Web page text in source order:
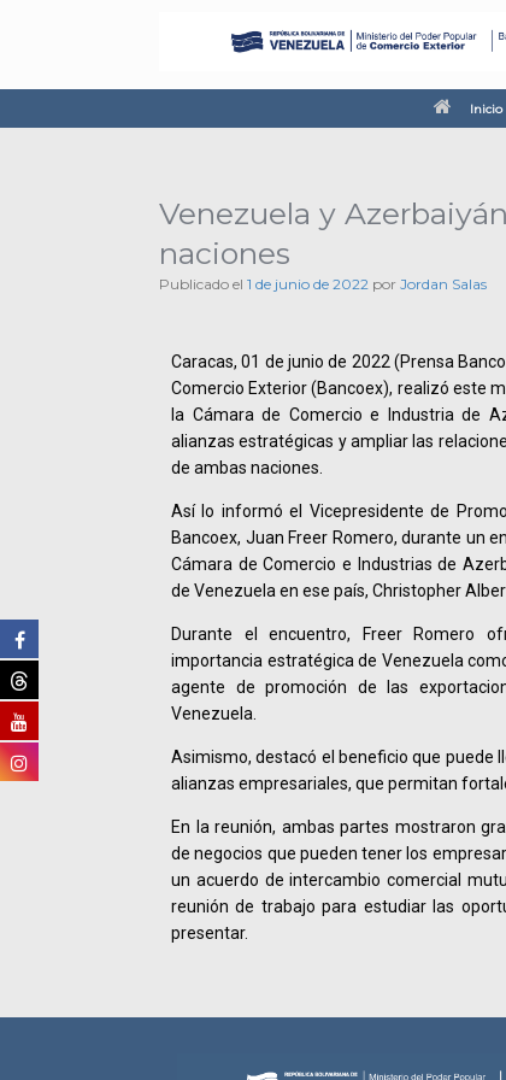
Inicio
Venezuela y
naciones
Publicado el 1 de junio de 2022 por Jordan Salas
Caracas, 01 de junio de 2022 (Prensa
Comercio Exterior (Bancoex), realizó este
la Cámara de Comercio e Industria de
alianzas estratégicas y ampliar las
de ambas naciones.
Así lo informó el Vicepresidente de
Bancoex, Juan Freer Romero, durante un
Cámara de Comercio e Industrias de
de Venezuela en ese país, Christopher
Durante el encuentro, Freer Romero
importancia estratégica de Venezuela
agente de promoción de las
Venezuela.
Asimismo, destacó el beneficio que puede
alianzas empresariales, que permitan
En la reunión, ambas partes mostraron
de negocios que pueden tener los
un acuerdo de intercambio comercial
reunión de trabajo para estudiar las
presentar.